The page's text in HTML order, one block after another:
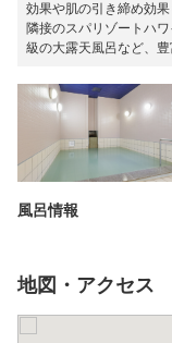
効果や肌の引き締め効
隣接のスパリゾートハ
級の大露天風呂など、
風呂情報
地図・アクセス